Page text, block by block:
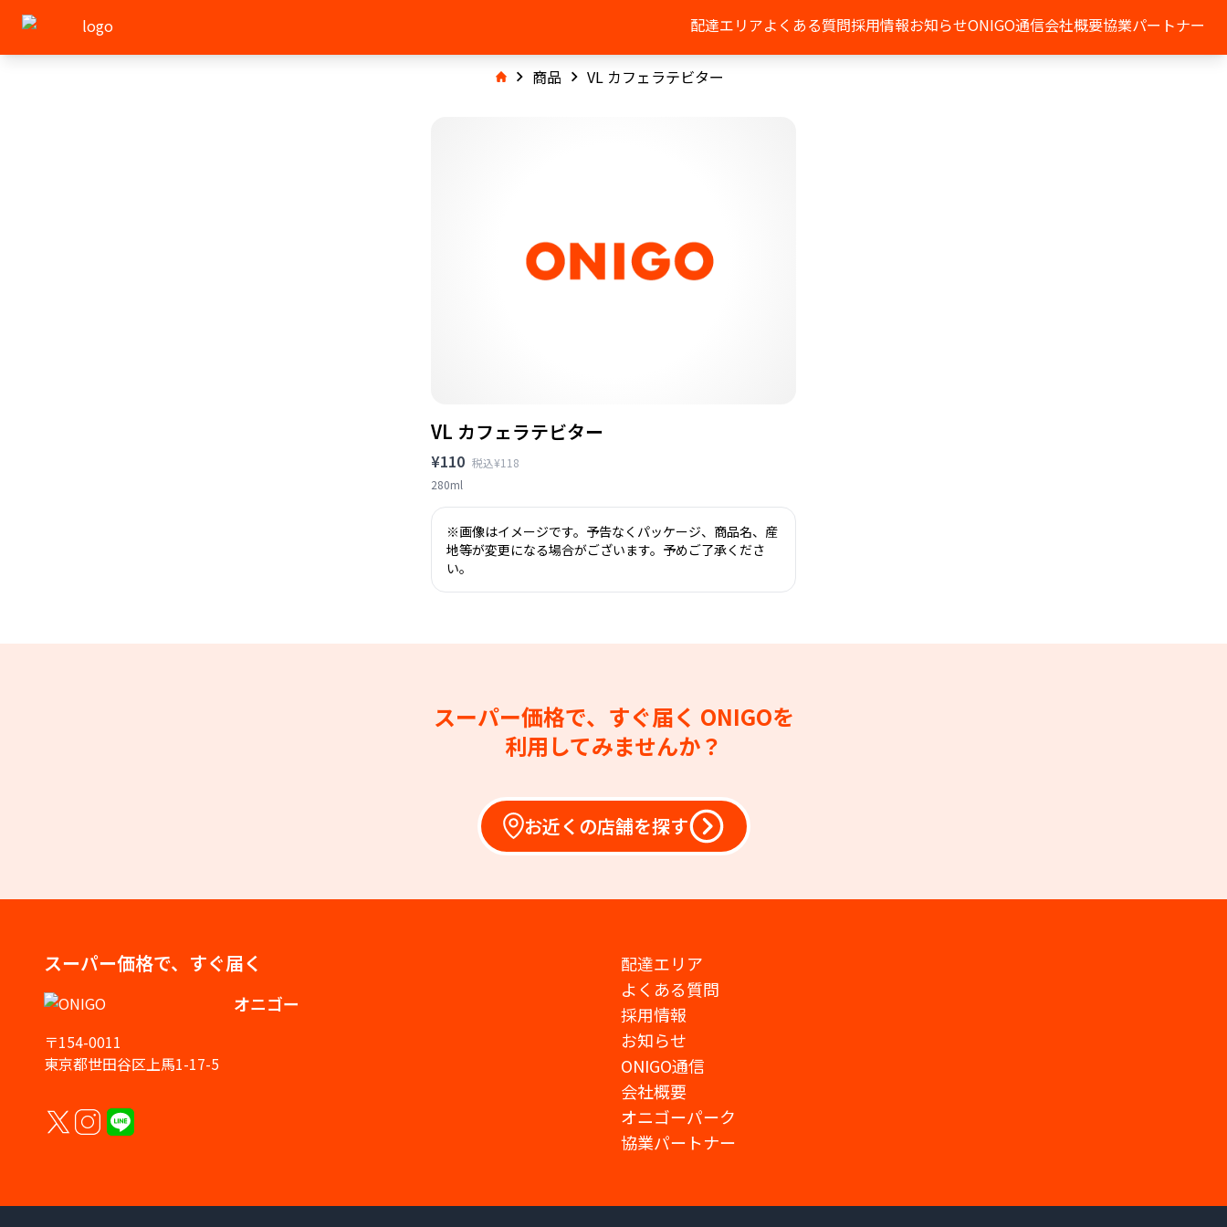
配達エリアよくある質問採用情報お知らせONIGO通信会社概要協業パートナー
商品 VL カフェラテビター
VL カフェラテビター
¥110 税込¥118
280ml
※画像はイメージです。予告なくパッケージ、商品名、産
地等が変更になる場合がございます。予めご了承くださ
い。
スーパー価格で、すぐ届く ONIGOを
利用してみませんか？
お近くの店舗を探す
スーパー価格で、すぐ届く
オニゴー
〒154-0011
東京都世田谷区上馬1-17-5
配達エリア
よくある質問
採用情報
お知らせ
ONIGO通信
会社概要
オニゴーパーク
協業パートナー